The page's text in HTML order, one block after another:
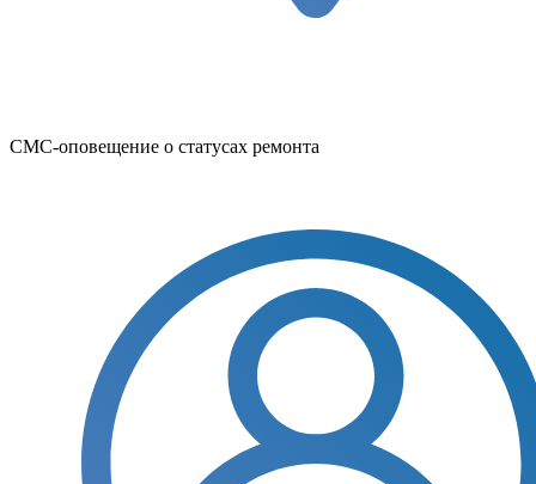
СМС-оповещение о статусах ремонта